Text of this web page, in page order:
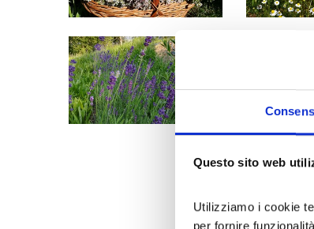
Questo sito web
Utilizziamo i cookie
per fornire